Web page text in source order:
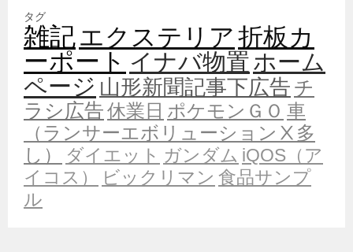
タグ
雑記エクステリア折板カ
ーポート イナバ物置ホーム
ページ 山形新聞記事下広告 チ
ラシ広告休業日 ポケモンＧＯ 車
（ランサーエボリューションⅩ多
し）
ダイエット ガンダム iQOS（ア
イコス）
ビックリマン 食品サンプ
ル